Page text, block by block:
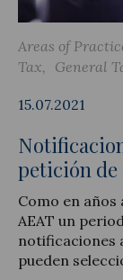
Areas of
Tax
General
15.07.2021
petición de
Como en
AEAT un
notificaciones
pueden